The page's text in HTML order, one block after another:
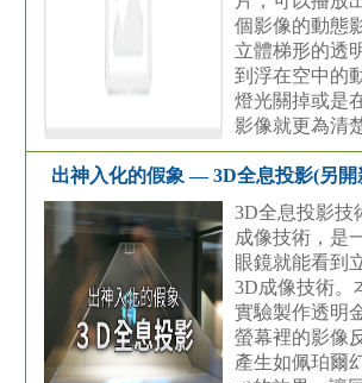
個影像的動態
立體梯形的透
到浮在空中的
燈光關掉或是
影像就更為清
出神入化的假象 — 3D全息投影(另開
3D全息投影技
成像技術，是
眼鏡就能看到
3D成像技術。
實驗製作透明
螢幕裡的影像
產生如佩珀爾